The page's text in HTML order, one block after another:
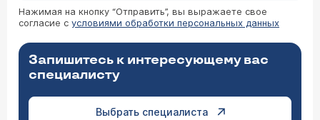
Нажимая на кнопку “Отправить”, вы выражаете свое
согласие с условиями обработки персональных данных
Запишитесь к интересующему вас
специалисту
Выбрать специалиста